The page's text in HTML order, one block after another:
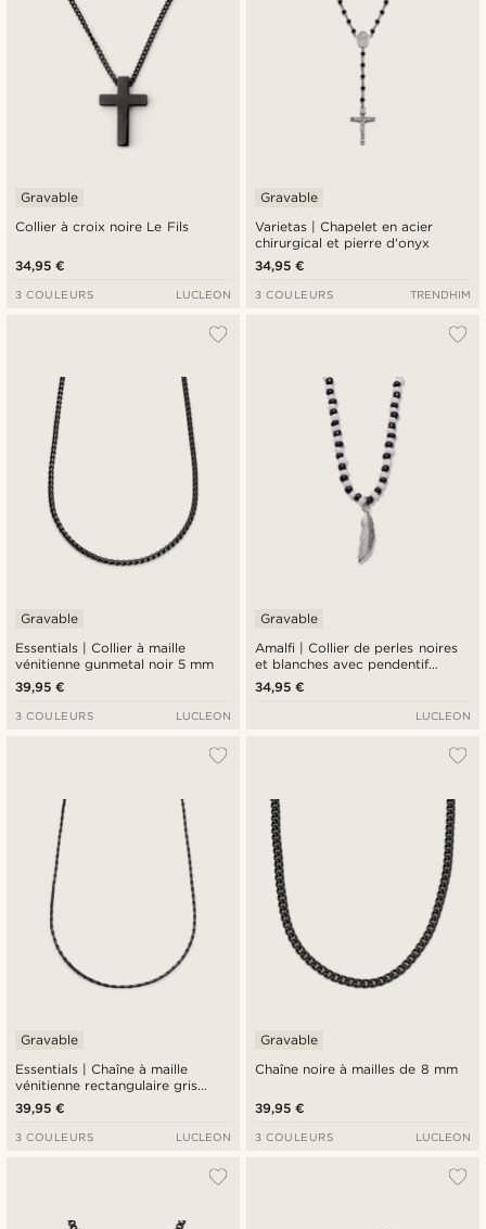
Collier à croix noire Le Fils
Gravable
34,95 €
3 COULEURS LUCLEON
Varietas | Chapelet en acier
chirurgical et pierre d'onyx
Gravable
34,95 €
3 COULEURS TRENDHIM
Essentials | Collier à maille
vénitienne gunmetal noir 5 mm
Gravable
39,95 €
3 COULEURS LUCLEON
Amalfi | Collier de perles noires
et blanches avec pendentif
plume
Gravable
34,95 €
LUCLEON
Essentials | Chaîne à maille
vénitienne rectangulaire gris
foncé 3 mm
Gravable
39,95 €
3 COULEURS LUCLEON
Chaîne noire à mailles de 8 mm
Gravable
39,95 €
3 COULEURS LUCLEON